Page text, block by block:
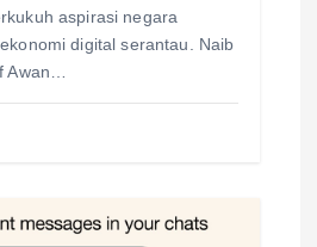
aspirasi negara
digital serantau. Naib
Awan…